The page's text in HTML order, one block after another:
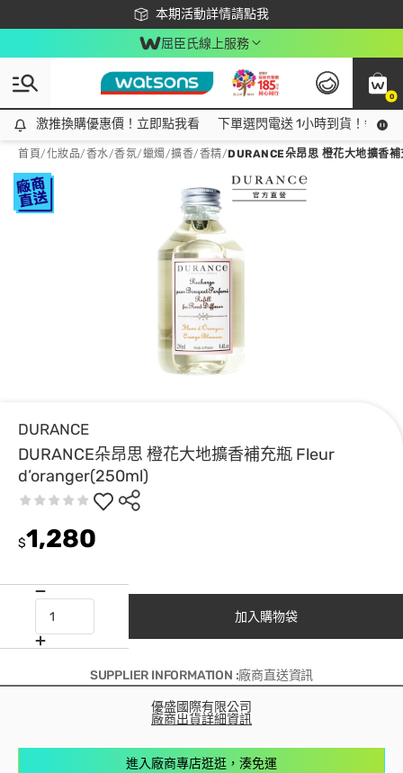
本期活動詳情請點我
下載app最高回饋$350
屈臣氏線上服務
0
激推換購優惠價！立即點我看
激推換購優惠價！立即點我看 下單選閃電送 1小時到貨！領神
首頁/化妝品/香水/香氛/蠟燭/擴香/香精/DURANCE朵昂思 橙花大地擴香
DURANCE
DURANCE朵昂思 橙花大地擴香補充瓶 Fleur
d’oranger(250ml)
$1,280
加入購物袋
SUPPLIER INFORMATION :廠商直送資訊
優盛國際有限公司
廠商出貨詳細資訊
進入廠商專店逛逛，湊免運